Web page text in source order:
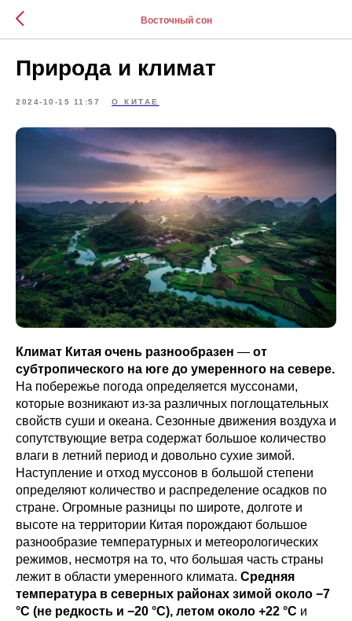
Восточный сон
Природа и климат
2024-10-15 11:57 О КИТАЕ
Климат Китая очень разнообразен — от
субтропического на юге до умеренного на севере.
На побережье погода определяется муссонами,
которые возникают из-за различных поглощательных
свойств суши и океана. Сезонные движения воздуха и
сопутствующие ветра содержат большое количество
влаги в летний период и довольно сухие зимой.
Наступление и отход муссонов в большой степени
определяют количество и распределение осадков по
стране. Огромные разницы по широте, долготе и
высоте на территории Китая порождают большое
разнообразие температурных и метеорологических
режимов, несмотря на то, что большая часть страны
лежит в области умеренного климата. Средняя
температура в северных районах зимой около −7
°C (не редкость и −20 °C), летом около +22 °C и